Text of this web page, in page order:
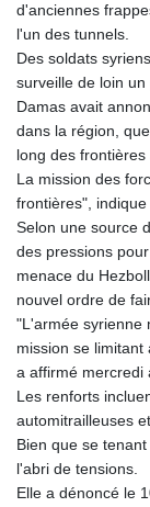
d'anciennes
l'un des tunnels.
Des soldats
surveille de loin
Damas avait
dans la région,
long des
La mission des
frontières",
Selon une source
des pressions
menace du
nouvel ordre de
"L'armée syrienne
mission se
a affirmé mercredi
Les renforts
automitrailleuses
Bien que se
l'abri de tensions.
Elle a dénoncé le